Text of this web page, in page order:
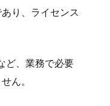
り、ライセンス
ど、業務で必要
ん。